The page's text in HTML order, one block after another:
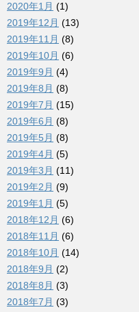
2020年1月 (1)
2019年12月 (13)
2019年11月 (8)
2019年10月 (6)
2019年9月 (4)
2019年8月 (8)
2019年7月 (15)
2019年6月 (8)
2019年5月 (8)
2019年4月 (5)
2019年3月 (11)
2019年2月 (9)
2019年1月 (5)
2018年12月 (6)
2018年11月 (6)
2018年10月 (14)
2018年9月 (2)
2018年8月 (3)
2018年7月 (3)